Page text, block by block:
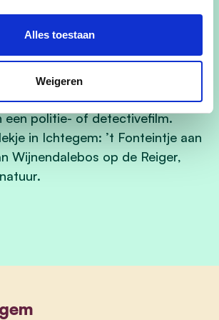
Alles toestaan
Weigeren
behandeld.
een pizza Hawaï en scampi’s
Abba en Nederlandstalige
een politie- of detectivefilm.
in Ichtegem: ’t Fonteintje aan
Wijnendalebos op de Reiger,